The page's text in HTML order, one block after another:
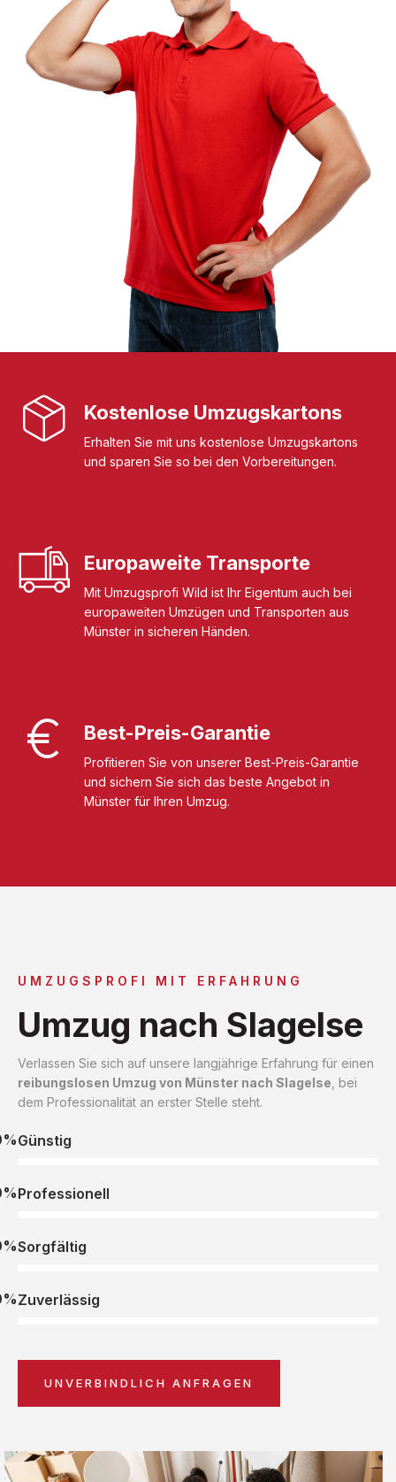
Kostenlose Umzugskartons
Erhalten Sie mit uns kostenlose Umzugskartons
und sparen Sie so bei den Vorbereitungen.
Europaweite Transporte
Mit Umzugsprofi Wild ist Ihr Eigentum auch bei
europaweiten Umzügen und Transporten aus
Münster in sicheren Händen.
Best-Preis-Garantie
Profitieren Sie von unserer Best-Preis-Garantie
und sichern Sie sich das beste Angebot in
Münster für Ihren Umzug.
UMZUGSPROFI MIT ERFAHRUNG
Umzug nach Slagelse
Verlassen Sie sich auf unsere langjährige Erfahrung für einen
reibungslosen Umzug von Münster nach Slagelse , bei
dem Professionalität an erster Stelle steht.
Günstig
Professionell
Sorgfältig
Zuverlässig
UNVERBINDLICH ANFRAGEN